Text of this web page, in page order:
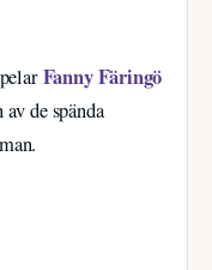
Fanny Färingö
de spända